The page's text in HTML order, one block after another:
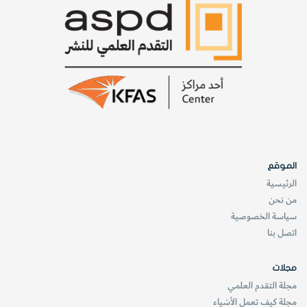
القطط سيفية الأنياب لم تَنْفَق بسبب إصاباتها بل تعايشت معها.
“إنه يعطي صورة أكثر ثراء للبقاء البيولوجيا خلال حياة الحيوانات.”
website_oloom
العدد يناير - فبراير 2019
الموقع
الرئيسية
من نحن
سياسة الخصوصية
اتصل بنا
مجلات
مجلة التقدم العلمي
مجلة كيف تعمل الأشياء